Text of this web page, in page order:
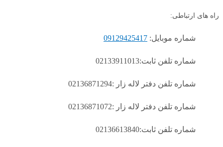
راه های ارتباطی:
شماره موبایل: 09129425417
شماره تلفن ثابت:02133911013
شماره تلفن دفتر لاله زار :02136871294
شماره تلفن دفتر لاله زار :02136871072
شماره تلفن ثابت:02136613840